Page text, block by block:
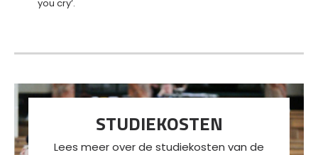
you cry’.
STUDIEKOSTEN
Lees meer over de studiekosten van de